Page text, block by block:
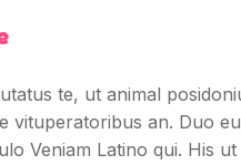
te, ut animal
vituperatoribus an. Duo
Veniam Latino qui. His